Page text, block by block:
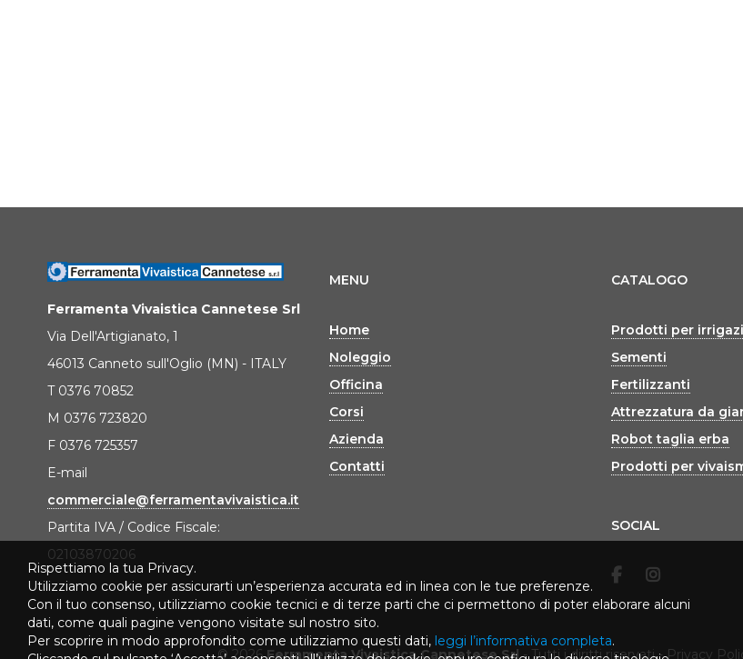
Ferramenta Vivaistica Cannetese Srl
Via Dell'Artigianato, 1
46013 Canneto sull'Oglio (MN) - ITALY
T 0376 70852
M 0376 723820
F 0376 725357
E-mail
commerciale@ferramentavivaistica.it
Partita IVA / Codice Fiscale:
02103870206
MENU
Home
Noleggio
Officina
Corsi
Azienda
Contatti
CATALOGO
Prodotti per
Sementi
Fertilizzanti
Attrezzatura da
Robot taglia erba
Prodotti per
SOCIAL
© 2026Ferramenta Vivaistica Cannetese Srl - Tutti i diritti riservati- Privacy
Rispettiamo la tua Privacy.
Utilizziamo cookie per assicurarti un’esperienza accurata ed in linea con le tue preferenze.
Con il tuo consenso, utilizziamo cookie tecnici e di terze parti che ci permettono di poter elaborare alcuni
dati, come quali pagine vengono visitate sul nostro sito.
Per scoprire in modo approfondito come utilizziamo questi dati, leggi l’informativa completa.